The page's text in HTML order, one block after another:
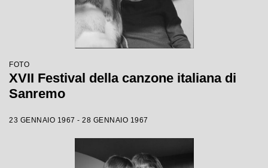
FOTO
XVII Festival della canzone italiana di
Sanremo
23 GENNAIO 1967 - 28 GENNAIO 1967